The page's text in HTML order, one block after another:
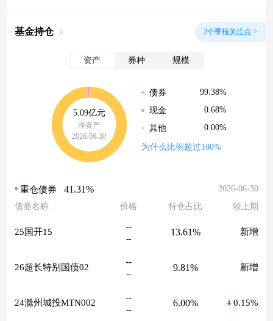
基金持仓 2个季报关注点 >
资产 券种 规模
5.09亿元
净资产
2026-06-30
债券
99.38%
现金
0.68%
其他
0.00%
为什么比例超过100%
重仓债券 41.31%
2026-06-30
债券名称
价格 持仓占比 较上期
25国开15
--
--
13.61% 新增
26超长特别国债02
--
--
9.81% 新增
24滁州城投MTN002
--
--
6.00% 0.15%